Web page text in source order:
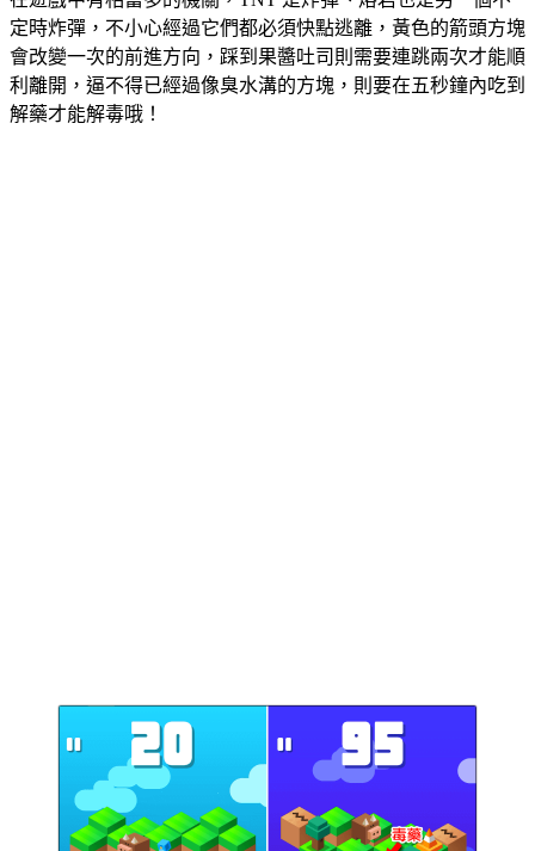
定時炸彈，不小心經過它們都必須快點逃離，黃色的箭頭方塊
會改變一次的前進方向，踩到果醬吐司則需要連跳兩次才能順
利離開，逼不得已經過像臭水溝的方塊，則要在五秒鐘內吃到
解藥才能解毒哦！